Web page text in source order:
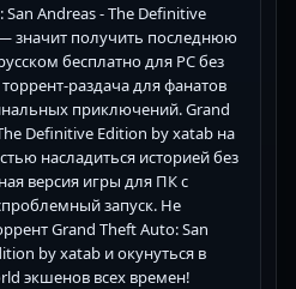
Andreas - The Definitive
значит получить последнюю
бесплатно для PC без
раздача для фанатов
приключений. Grand
Definitive Edition by xatab на
насладиться историей без
версия игры для ПК с
запуск. Не
Grand Theft Auto: San
by xatab и окунуться в
экшенов всех времен!